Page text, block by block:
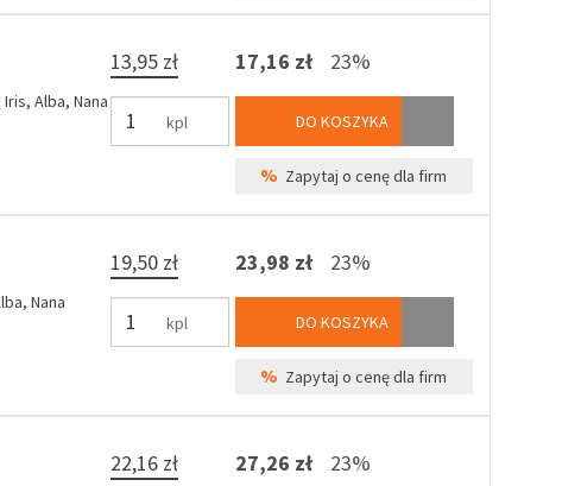
Alba, Nana
13,95 zł
kpl
17,16 zł 23%
DO KOSZYKA
% Zapytaj o cenę dla firm
Nana
19,50 zł
kpl
23,98 zł 23%
DO KOSZYKA
% Zapytaj o cenę dla firm
22,16 zł 27,26 zł 23%